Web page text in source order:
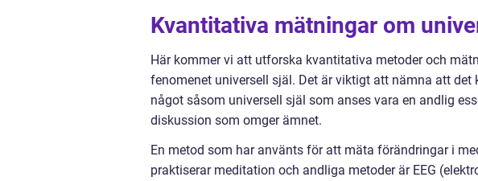
Kvantitativa mätningar om
Här kommer vi att utforska kvantitativa metoder och
fenomenet universell själ. Det är viktigt att nämna att
något såsom universell själ som anses vara en andlig
diskussion som omger ämnet.
En metod som har använts för att mäta förändringar i
praktiserar meditation och andliga metoder är EEG